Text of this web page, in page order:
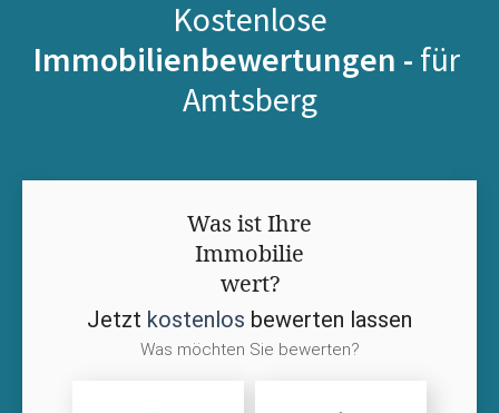
Kostenlose
Immobilienbewertungen - für
Amtsberg
Was ist Ihre
Immobilie
wert?
Jetzt kostenlos bewerten lassen
Was möchten Sie bewerten?